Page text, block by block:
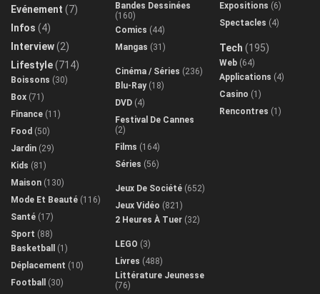
Evénement (7)
Infos (4)
Interview(2)
Lifestyle(714)
Boissons (30)
Box (71)
Finance (11)
Food (50)
Jardin (29)
Kids (81)
Maison (130)
Mode Et Beauté (116)
Santé (17)
Sport (88)
Basketball
(1)
Déplacement (10)
Football
(30)
Bandes Dessinées
(160)
Comics (44)
Mangas (31)
Cinéma / Séries (236)
Blu-Ray(18)
DVD (4)
Festival De Cannes
(2)
Films (164)
Séries (56)
Jeux De Société (652)
Jeux Vidéo (821)
2 Heures À Tuer (32)
LEGO (3)
Livres (488)
Littérature Jeunesse
(76)
Expositions (6)
Spectacles (4)
Tech (195)
Web (64)
Applications (4)
Casino (1)
Rencontres (1)